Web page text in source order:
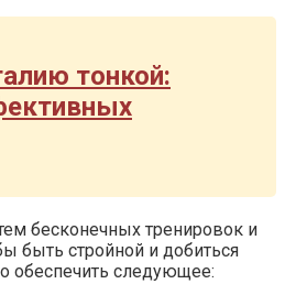
тонкой:
бесконечных тренировок и
быть стройной и добиться
обеспечить следующее: